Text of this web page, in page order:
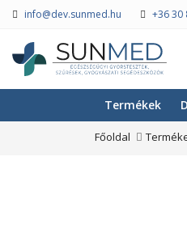
info@dev.sunmed.hu +36 30
Termékek
Főoldal